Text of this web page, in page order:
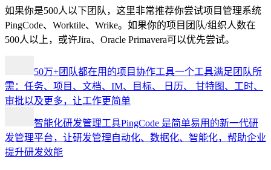
如果你是500人以下团队，这里非常推荐你尝试项目管理系统
PingCode、Worktile、Wrike。如果你的项目团队/组织人数在
500人以上，或许Jira、Oracle Primavera可以优先尝试。
50万+团队都在用的项目协作工具一个工具满足团队所
需：任务、项目、文档、IM、目标、 日历、 甘特图、工时、
审批以及更多，让工作更简单
智能化研发管理工具PingCode 是简单易用的新一代研
发管理平台，让研发管理自动化、数据化、智能化，帮助企业
提升研发效能